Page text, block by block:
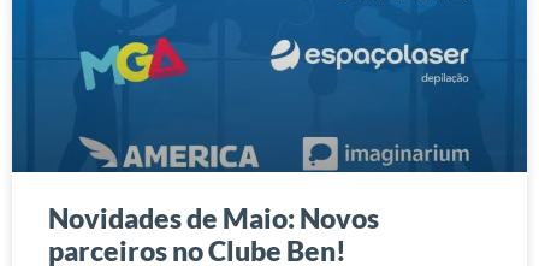
Novidades de Maio: Novos
parceiros no Clube Ben!